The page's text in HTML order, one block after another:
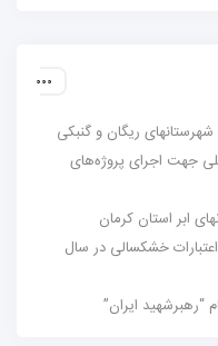
ریگان و گنبکی
جهت اجرای پروژه‌های
ابر استان کرمان
خشکسالی در سال
“رهبرشهید ایران”